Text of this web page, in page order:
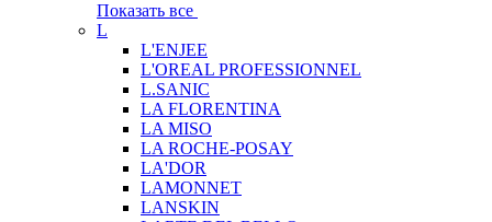
Показать все
L
L'ENJEE
L'OREAL PROFESSIONNEL
L.SANIC
LA FLORENTINA
LA MISO
LA ROCHE-POSAY
LA'DOR
LAMONNET
LANSKIN